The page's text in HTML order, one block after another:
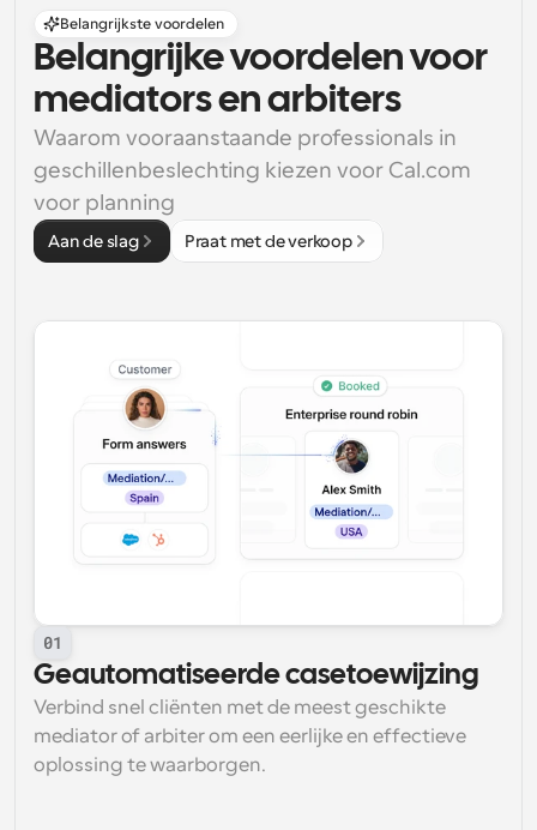
Belangrijkste voordelen
Belangrijke voordelen voor
mediators en arbiters
Waarom vooraanstaande professionals in
geschillenbeslechting kiezen voor Cal.com
voor planning
Aan de slag Praat met de verkoop
01
Geautomatiseerde casetoewijzing
Verbind snel cliënten met de meest geschikte
mediator of arbiter om een eerlijke en effectieve
oplossing te waarborgen.